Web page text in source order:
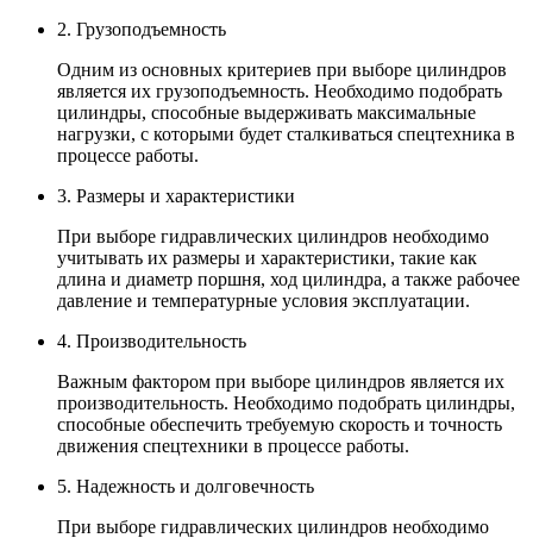
2. Грузоподъемность
Одним из основных критериев при выборе цилиндров
является их грузоподъемность. Необходимо подобрать
цилиндры, способные выдерживать максимальные
нагрузки, с которыми будет сталкиваться спецтехника в
процессе работы.
3. Размеры и характеристики
При выборе гидравлических цилиндров необходимо
учитывать их размеры и характеристики, такие как
длина и диаметр поршня, ход цилиндра, а также рабочее
давление и температурные условия эксплуатации.
4. Производительность
Важным фактором при выборе цилиндров является их
производительность. Необходимо подобрать цилиндры,
способные обеспечить требуемую скорость и точность
движения спецтехники в процессе работы.
5. Надежность и долговечность
При выборе гидравлических цилиндров необходимо